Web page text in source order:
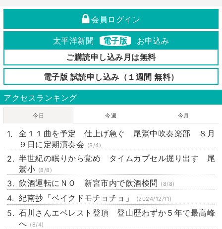
会員ログイン
太平洋新聞 電子版
お申込み
ご購読申し込み月は無料
電子版 試読申し込み（１週間 無料）
アクセスランキング
今日 今週 今月
全１１曲を予定 仕上げ急ぐ 尾鷲中吹奏楽部 ８月
９日に定期演奏会 (8/4)
半世紀の眠りから覚め タイムカプセル掘り出す 尾
鷲小 (8/8)
飲酒運転にＮＯ 新宮市内で飲酒検問 (8/8)
紀南抄「ベイクドモチョチョ」 (2024/12/11)
石川さんエベレスト登頂 登山歴わずか５年で最高峰
へ (8/4)